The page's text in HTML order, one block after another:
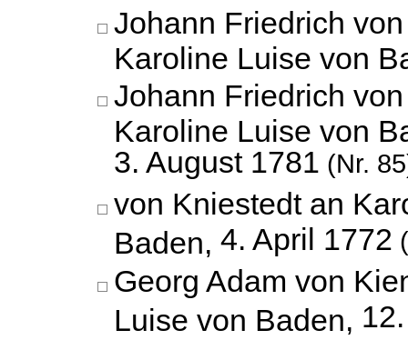
Johann Friedrich
Karoline Luise von
Johann Friedrich
Karoline Luise von
3. August 1781 (Nr.
von Kniestedt an
Baden, 4. April 1772
Georg Adam von
Luise von Baden,